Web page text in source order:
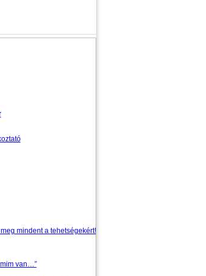
mindent a tehetségekért!
van…”